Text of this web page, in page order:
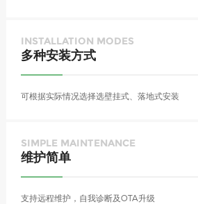
INSTALLATION MODES
多种安装方式
可根据实际情况选择选壁挂式、落地式安装
SIMPLE MAINTENANCE
维护简单
支持远程维护，自我诊断及OTA升级